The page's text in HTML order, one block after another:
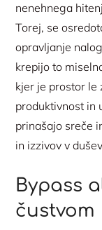
nenehnega
Torej, se
opravljanje
krepijo to
kjer je prostor le
produktivnost in
prinašajo sreče
in izzivov v
Bypass
čustvom